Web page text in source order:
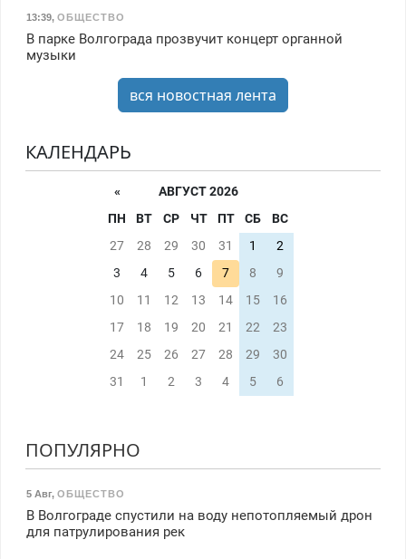
13:39, ОБЩЕСТВО
В парке Волгограда прозвучит концерт органной
музыки
вся новостная лента
КАЛЕНДАРЬ
«
АВГУСТ 2026
ПН
ВТ СР ЧТ ПТ СБ
ВС
27
28 29 30 31 1
2
3
4 5 6 7 8
9
10
11 12 13 14 15
16
17
18 19 20 21 22
23
24
25 26 27 28 29
30
31
1 2 3 4 5 6
ПОПУЛЯРНО
5 Авг, ОБЩЕСТВО
В Волгограде спустили на воду непотопляемый дрон
для патрулирования рек